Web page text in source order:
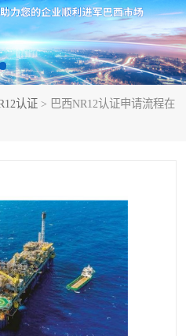
认证 > 巴西NR12认证申请流程在
NR13认证
巴西NR认证
RETIE认证